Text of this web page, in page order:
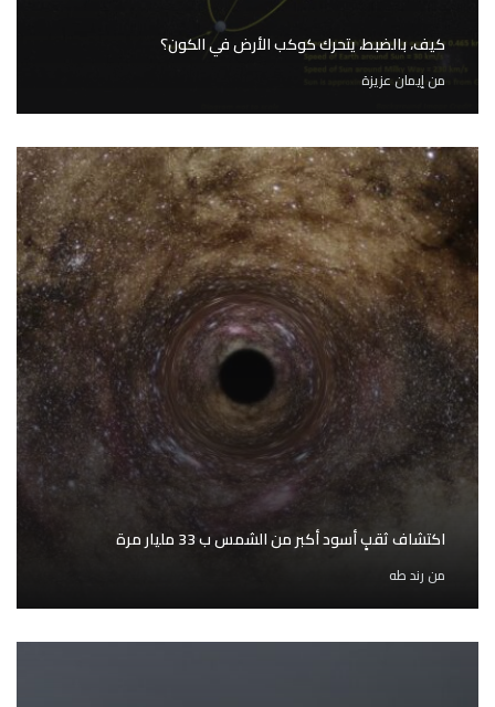
كيف، بالضبط، يتحرك كوكب الأرض في الكون؟
منإيمان عزيزة
اكتشاف ثقبٍ أسود أكبر من الشمس ب 33 مليار مرة
من رند طه